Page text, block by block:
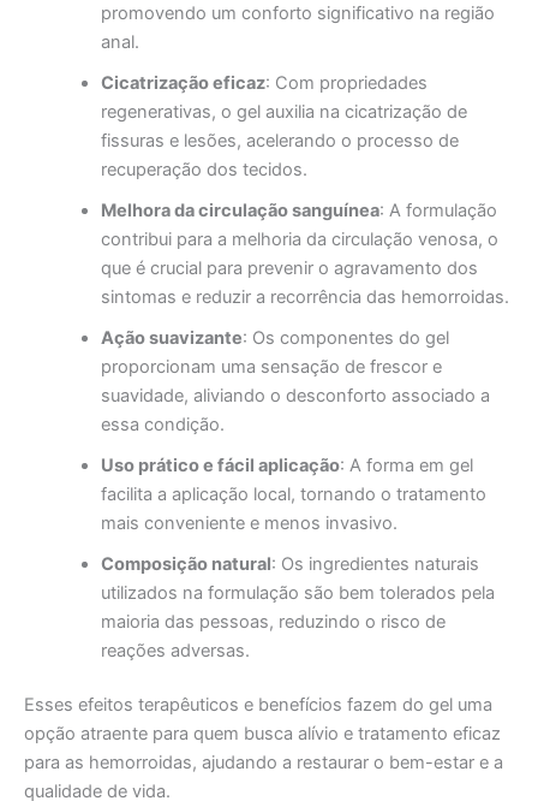
promovendo um conforto significativo na região
anal.
Cicatrização eficaz: Com propriedades
regenerativas, o gel auxilia na cicatrização de
fissuras e lesões, acelerando o processo de
recuperação dos tecidos.
Melhora da circulação sanguínea: A formulação
contribui para a melhoria da circulação venosa, o
que é crucial para prevenir o agravamento dos
sintomas e reduzir a recorrência das hemorroidas.
Ação suavizante: Os componentes do gel
proporcionam uma sensação de frescor e
suavidade, aliviando o desconforto associado a
essa condição.
Uso prático e fácil aplicação: A forma em gel
facilita a aplicação local, tornando o tratamento
mais conveniente e menos invasivo.
Composição natural: Os ingredientes naturais
utilizados na formulação são bem tolerados pela
maioria das pessoas, reduzindo o risco de
reações adversas.
Esses efeitos terapêuticos e benefícios fazem do gel uma
opção atraente para quem busca alívio e tratamento eficaz
para as hemorroidas, ajudando a restaurar o bem-estar e a
qualidade de vida.